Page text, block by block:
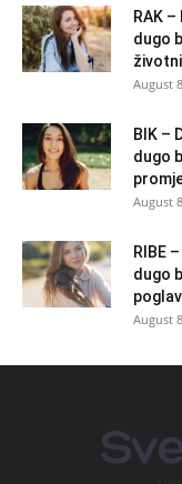
RAK
dugo
August
BIK –
dugo
August
RIBE
dugo
August